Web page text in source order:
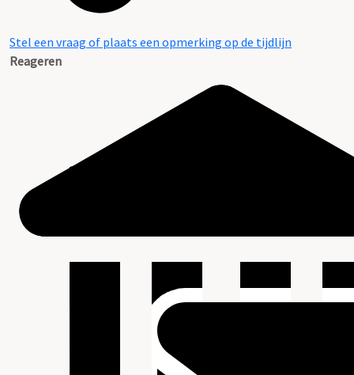
Stel een vraag of plaats een opmerking op de tijdlijn
Reageren